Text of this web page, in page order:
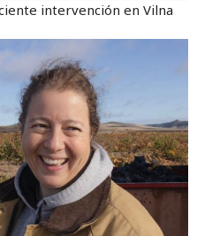
intervención en Vilna